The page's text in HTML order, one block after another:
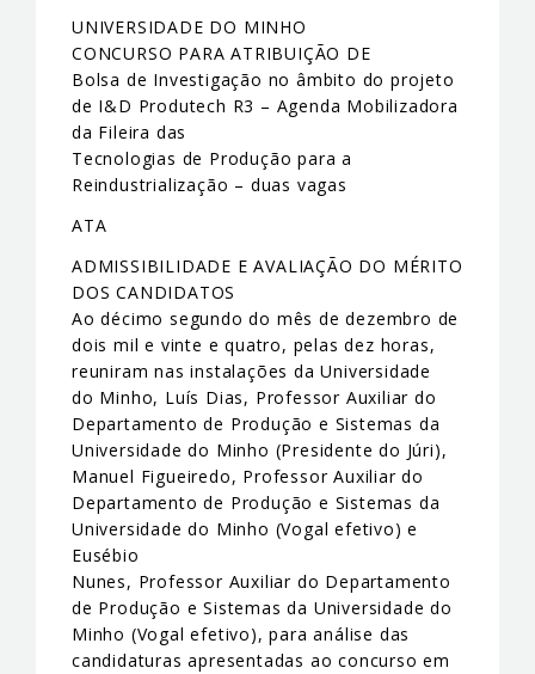
UNIVERSIDADE DO MINHO
CONCURSO PARA ATRIBUIÇÃO DE
Bolsa de Investigação no âmbito do projeto
de I&D Produtech R3 – Agenda Mobilizadora
da Fileira das
Tecnologias de Produção para a
Reindustrialização – duas vagas
ATA
ADMISSIBILIDADE E AVALIAÇÃO DO MÉRITO
DOS CANDIDATOS
Ao décimo segundo do mês de dezembro de
dois mil e vinte e quatro, pelas dez horas,
reuniram nas instalações da Universidade
do Minho, Luís Dias, Professor Auxiliar do
Departamento de Produção e Sistemas da
Universidade do Minho (Presidente do Júri),
Manuel Figueiredo, Professor Auxiliar do
Departamento de Produção e Sistemas da
Universidade do Minho (Vogal efetivo) e
Eusébio
Nunes, Professor Auxiliar do Departamento
de Produção e Sistemas da Universidade do
Minho (Vogal efetivo), para análise das
candidaturas apresentadas ao concurso em